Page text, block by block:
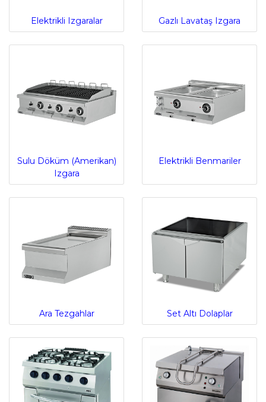
Elektrikli Izgaralar Gazlı Lavataş Izgara
Sulu Döküm (Amerikan)
Izgara
Elektrikli Benmariler
Ara Tezgahlar Set Altı Dolaplar